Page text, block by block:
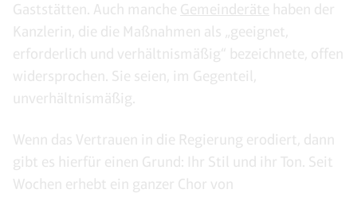
Gaststätten. Auch manche Gemeinderäte haben der
Kanzlerin, die die Maßnahmen als „geeignet,
erforderlich und verhältnismäßig“ bezeichnete, offen
widersprochen. Sie seien, im Gegenteil,
unverhältnismäßig.
Wenn das Vertrauen in die Regierung erodiert, dann
gibt es hierfür einen Grund: Ihr Stil und ihr Ton. Seit
Wochen erhebt ein ganzer Chor von